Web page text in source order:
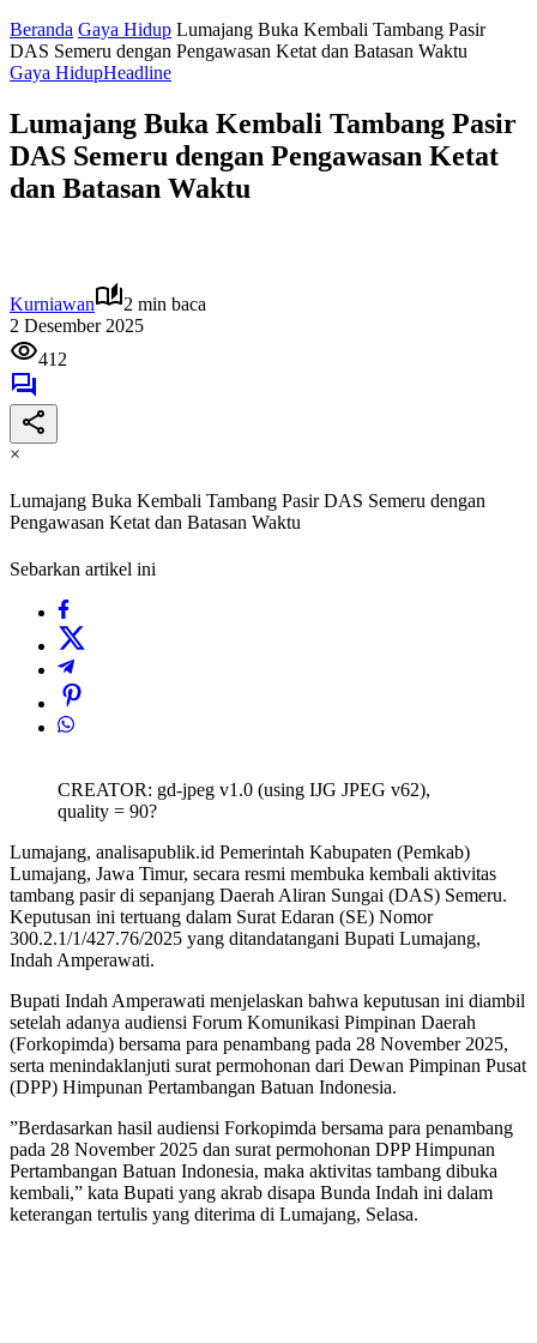
Beranda Gaya Hidup Lumajang Buka Kembali Tambang Pasir
DAS Semeru dengan Pengawasan Ketat dan Batasan Waktu
Gaya HidupHeadline
Lumajang Buka Kembali Tambang Pasir
DAS Semeru dengan Pengawasan Ketat
dan Batasan Waktu
Kurniawan
2 min baca
2 Desember 2025
412
×
Lumajang Buka Kembali Tambang Pasir DAS Semeru dengan
Pengawasan Ketat dan Batasan Waktu
Sebarkan artikel ini
CREATOR: gd-jpeg v1.0 (using IJG JPEG v62),
quality = 90?
Lumajang, analisapublik.id Pemerintah Kabupaten (Pemkab)
Lumajang, Jawa Timur, secara resmi membuka kembali aktivitas
tambang pasir di sepanjang Daerah Aliran Sungai (DAS) Semeru.
Keputusan ini tertuang dalam Surat Edaran (SE) Nomor
300.2.1/1/427.76/2025 yang ditandatangani Bupati Lumajang,
Indah Amperawati.
​Bupati Indah Amperawati menjelaskan bahwa keputusan ini diambil
setelah adanya audiensi Forum Komunikasi Pimpinan Daerah
(Forkopimda) bersama para penambang pada 28 November 2025,
serta menindaklanjuti surat permohonan dari Dewan Pimpinan Pusat
(DPP) Himpunan Pertambangan Batuan Indonesia.
​”Berdasarkan hasil audiensi Forkopimda bersama para penambang
pada 28 November 2025 dan surat permohonan DPP Himpunan
Pertambangan Batuan Indonesia, maka aktivitas tambang dibuka
kembali,” kata Bupati yang akrab disapa Bunda Indah ini dalam
keterangan tertulis yang diterima di Lumajang, Selasa.